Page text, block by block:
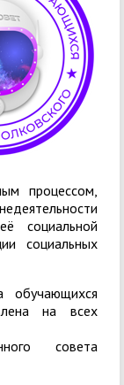
процессом,
социальной
социальных
обучающихся
на всех
совета